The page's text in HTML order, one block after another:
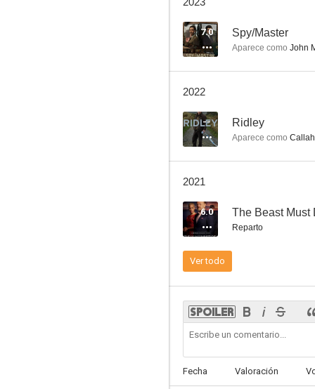
7.0 Spy/Master
Aparece como John
2022
-- Ridley
Aparece como
2021
6.0 The Beast Must
Reparto
Ver todo
Fecha Valoración